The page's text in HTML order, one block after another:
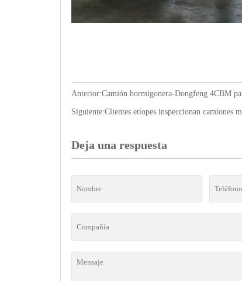
Anterior:Camión hormigonera-Dongfeng 4CBM
Siguiente:Clientes etíopes inspeccionan camiones
Deja una respuesta